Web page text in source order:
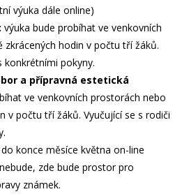
výuka dále online)
výuka bude probíhat ve venkovních
hodin v počtu tří žáků.
konkrétními pokyny.
a přípravná estetická
ve venkovních prostorách nebo
v počtu tří žáků. Vyučující se s rodiči
konce měsíce května on-line
zde bude prostor pro
známek.